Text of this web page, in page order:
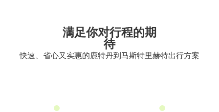
满足你对行程的期
待
快速、省心又实惠的鹿特丹到马斯特里赫特出行方案